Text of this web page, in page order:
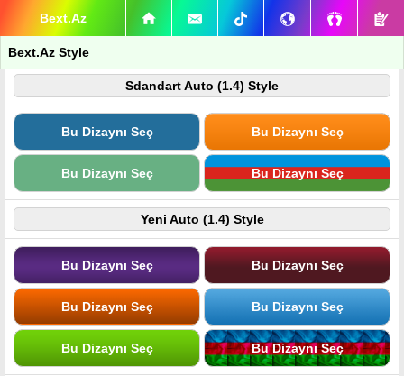
Bext.Az
Bext.Az Style
Sdandart Auto (1.4) Style
Bu Dizaynı Seç Bu Dizaynı Seç
Bu Dizaynı Seç Bu Dizaynı Seç
Yeni Auto (1.4) Style
Bu Dizaynı Seç Bu Dizaynı Seç
Bu Dizaynı Seç Bu Dizaynı Seç
Bu Dizaynı Seç Bu Dizaynı Seç